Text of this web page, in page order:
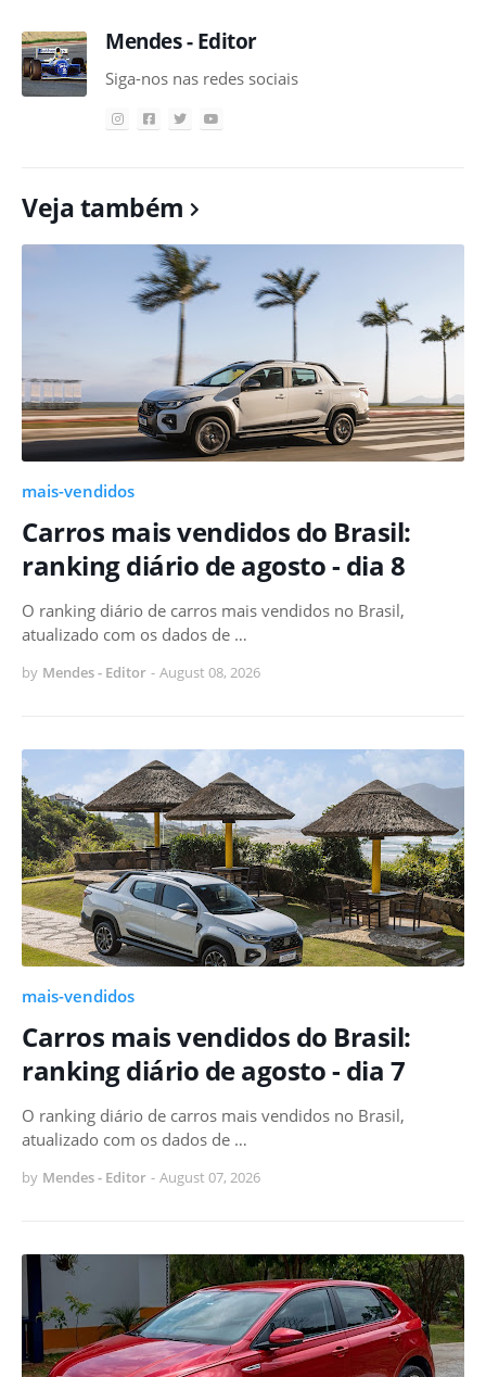
Mendes - Editor
Siga-nos nas redes sociais
Veja também
mais-vendidos
Carros mais vendidos do Brasil:
ranking diário de agosto - dia 8
O ranking diário de carros mais vendidos no Brasil,
atualizado com os dados de …
by Mendes - Editor - August 08, 2026
mais-vendidos
Carros mais vendidos do Brasil:
ranking diário de agosto - dia 7
O ranking diário de carros mais vendidos no Brasil,
atualizado com os dados de …
by Mendes - Editor - August 07, 2026